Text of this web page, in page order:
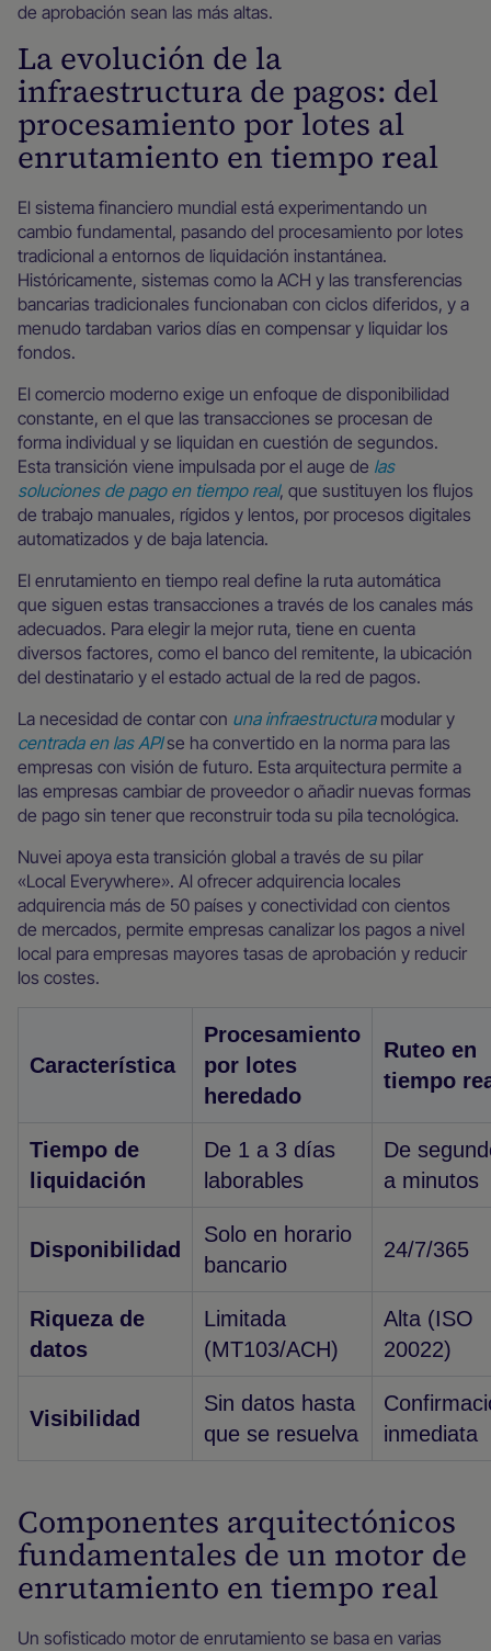
de aprobación sean las más altas.
La evolución de la
infraestructura de pagos: del
procesamiento por lotes al
enrutamiento en tiempo real
El sistema financiero mundial está experimentando un
cambio fundamental, pasando del procesamiento por lotes
tradicional a entornos de liquidación instantánea.
Históricamente, sistemas como la ACH y las transferencias
bancarias tradicionales funcionaban con ciclos diferidos, y a
menudo tardaban varios días en compensar y liquidar los
fondos.
El comercio moderno exige un enfoque de disponibilidad
constante, en el que las transacciones se procesan de
forma individual y se liquidan en cuestión de segundos.
Esta transición viene impulsada por el auge de las
soluciones de pago en tiempo real, que sustituyen los flujos
de trabajo manuales, rígidos y lentos, por procesos digitales
automatizados y de baja latencia.
El enrutamiento en tiempo real define la ruta automática
que siguen estas transacciones a través de los canales más
adecuados. Para elegir la mejor ruta, tiene en cuenta
diversos factores, como el banco del remitente, la ubicación
del destinatario y el estado actual de la red de pagos.
La necesidad de contar con una infraestructuramodular y
centrada en las APIse ha convertido en la norma para las
empresas con visión de futuro. Esta arquitectura permite a
las empresas cambiar de proveedor o añadir nuevas formas
de pago sin tener que reconstruir toda su pila tecnológica.
Nuvei apoya esta transición global a través de su pilar
«Local Everywhere». Al ofrecer adquirencia locales
adquirencia más de 50 países y conectividad con cientos
de mercados, permite empresas canalizar los pagos a nivel
local para empresas mayores tasas de aprobación y reducir
los costes.
Característica
Procesamiento
por lotes
heredado
Ruteo en
tiempo
Tiempo de
liquidación
De 1 a 3 días
laborables
De
a minutos
Disponibilidad
Solo en horario
bancario
24/7/365
Riqueza de
datos
Limitada
(MT103/ACH)
Alta (ISO
20022)
Visibilidad
Sin datos hasta
que se resuelva
inmediata
Componentes arquitectónicos
fundamentales de un motor de
enrutamiento en tiempo real
Un sofisticado motor de enrutamiento se basa en varias